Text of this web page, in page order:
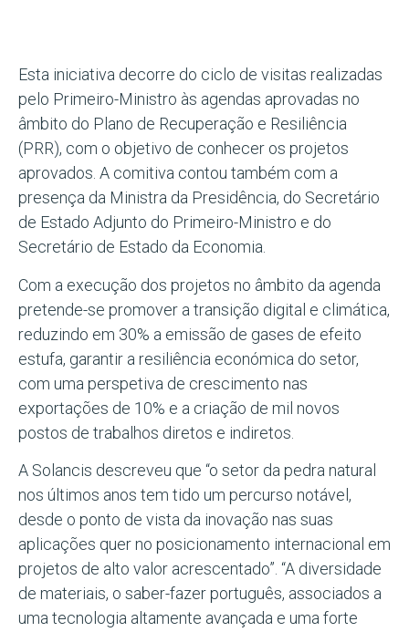
Esta iniciativa decorre do ciclo de visitas realizadas
pelo Primeiro-Ministro às agendas aprovadas no
âmbito do Plano de Recuperação e Resiliência
(PRR), com o objetivo de conhecer os projetos
aprovados. A comitiva contou também com a
presença da Ministra da Presidência, do Secretário
de Estado Adjunto do Primeiro-Ministro e do
Secretário de Estado da Economia.
Com a execução dos projetos no âmbito da agenda
pretende-se promover a transição digital e climática,
reduzindo em 30% a emissão de gases de efeito
estufa, garantir a resiliência económica do setor,
com uma perspetiva de crescimento nas
exportações de 10% e a criação de mil novos
postos de trabalhos diretos e indiretos.
A Solancis descreveu que “o setor da pedra natural
nos últimos anos tem tido um percurso notável,
desde o ponto de vista da inovação nas suas
aplicações quer no posicionamento internacional em
projetos de alto valor acrescentado”. “A diversidade
de materiais, o saber-fazer português, associados a
uma tecnologia altamente avançada e uma forte